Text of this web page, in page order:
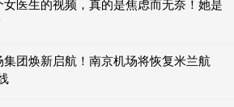
医生的视频，真的是焦虑而无奈！她是
团焕新启航！南京机场将恢复米兰航